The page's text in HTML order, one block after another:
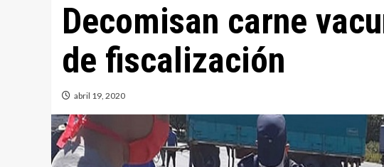
Decomisan carne
de fiscalización
abril 19, 2020